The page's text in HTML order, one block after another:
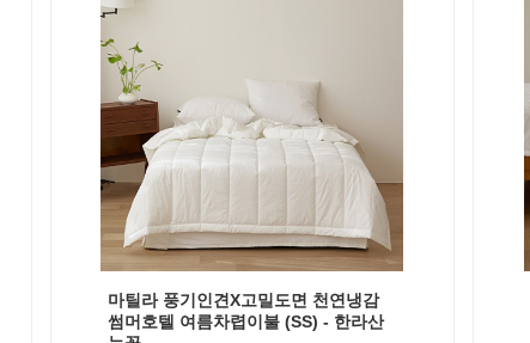
마틸라 풍기인견X고밀도면 천연냉감
썸머호텔 여름차렵이불 (SS) - 한라산